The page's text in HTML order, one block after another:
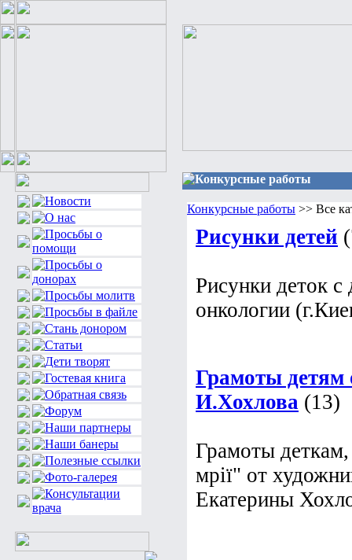
Конкурсные работы
Конкурсные работы >> Все
Рисунки детей
Рисунки деток с
онкологии
Грамоты детям
И.Хохлова (13)
Грамоты
мрії" от
Екатерины